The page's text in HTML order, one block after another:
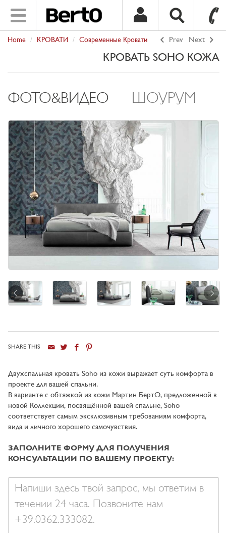
SKIP TO CONTENT
Toggle
navigation
Prev Next
Home КРОВАТИ Сoврeмeнные Крoвaти
КРОВАТЬ SOHO КОЖА
ФОТО&ВИДЕО ШОУРУМ
SHARE THIS
Двухспальная кровать Soho из кожи выражает суть комфорта в
проекте для вашей спальни.
В варианте с обтяжкой из кожи Мартин БертО, предложенной в
новой Коллекции, посвящённой вашей спальне, Soho
соответствует самым эксклюзивным требованиям комфорта,
вида и личного хорошего самочувствия.
ЗАПОЛНИТЕ ФОРМУ ДЛЯ ПОЛУЧЕНИЯ
КОНСУЛЬТАЦИИ ПО ВАШЕМУ ПРОЕКТУ:
сообщение